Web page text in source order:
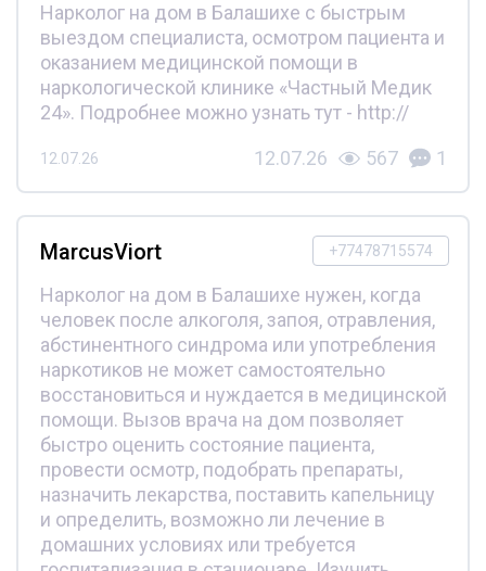
Нарколог на дом в Балашихе с быстрым
выездом специалиста, осмотром пациента и
оказанием медицинской помощи в
наркологической клинике «Частный Медик
24». Подробнее можно узнать тут - http://
12.07.26 12.07.26 567 1
+77478715574
MarcusViort
Нарколог на дом в Балашихе нужен, когда
человек после алкоголя, запоя, отравления,
абстинентного синдрома или употребления
наркотиков не может самостоятельно
восстановиться и нуждается в медицинской
помощи. Вызов врача на дом позволяет
быстро оценить состояние пациента,
провести осмотр, подобрать препараты,
назначить лекарства, поставить капельницу
и определить, возможно ли лечение в
домашних условиях или требуется